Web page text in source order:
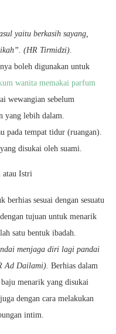
yaitu berkasih sayang,
(HR Tirmidzi).
boleh digunakan untuk
wanita memakai parfum
wewangian sebelum
yang lebih dalam.
pada tempat tidur (ruangan).
disukai oleh suami.
atau Istri
sesuai dengan sesuatu
tujuan untuk menarik
satu bentuk ibadah.
menjaga diri lagi pandai
Ad Dailami). Berhias dalam
menarik yang disukai
dengan cara melakukan
intim.